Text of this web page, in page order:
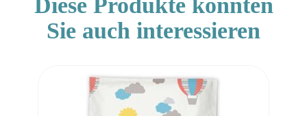
Sie auch interessieren